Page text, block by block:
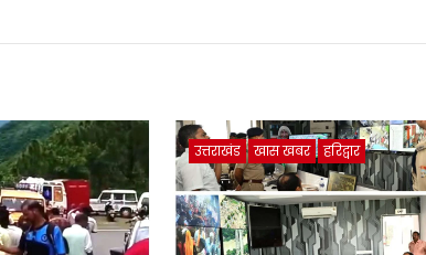
उत्तराखंड खास खबर हरिद्वार